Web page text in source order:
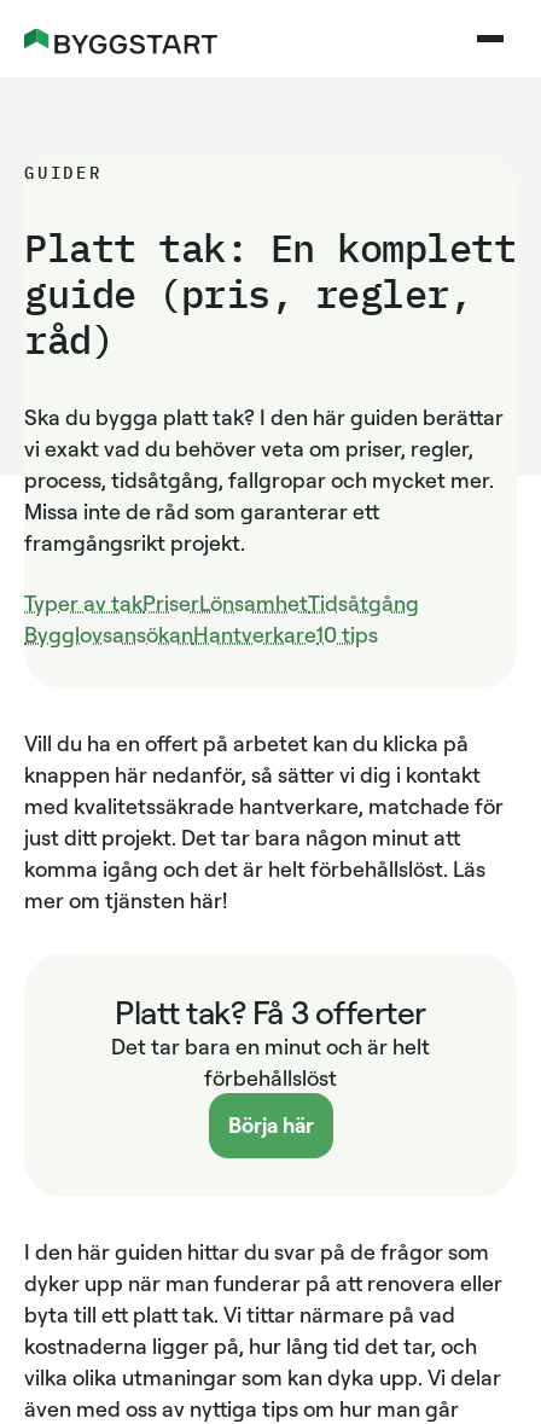
GUIDER
Platt tak: En komplett
guide (pris, regler,
råd)
Ska du bygga platt tak? I den här guiden berättar
vi exakt vad du behöver veta om priser, regler,
process, tidsåtgång, fallgropar och mycket mer.
Missa inte de råd som garanterar ett
framgångsrikt projekt.
Typer av takPriserLönsamhetTidsåtgång
BygglovsansökanHantverkare10 tips
Vill du ha en offert på arbetet kan du klicka på
knappen här nedanför, så sätter vi dig i kontakt
med kvalitetssäkrade hantverkare, matchade för
just ditt projekt. Det tar bara någon minut att
komma igång och det är helt förbehållslöst. Läs
mer om tjänsten här!
Platt tak? Få 3 offerter
Det tar bara en minut och är helt
förbehållslöst
Börja här
I den här guiden hittar du svar på de frågor som
dyker upp när man funderar på att renovera eller
byta till ett platt tak. Vi tittar närmare på vad
kostnaderna ligger på, hur lång tid det tar, och
vilka olika utmaningar som kan dyka upp. Vi delar
även med oss av nyttiga tips om hur man går